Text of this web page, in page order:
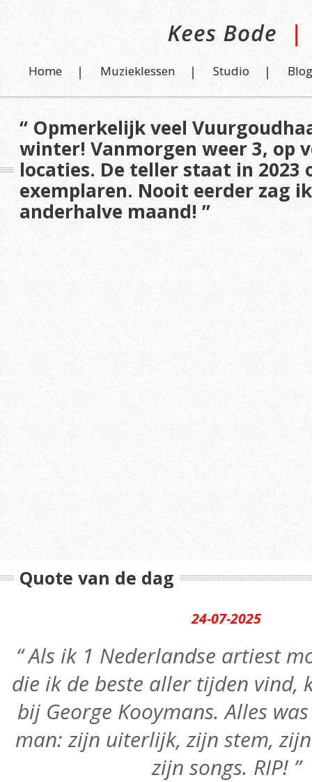
Home Muzieklessen Studio Blog
“ Opmerkelijk veel
winter! Vanmorgen weer 3, op
locaties. De teller staat in 2023
exemplaren. Nooit eerder zag
anderhalve maand! ”
Quote van de dag
24-07-2025
“ Als ik 1 Nederlandse artiest
die ik de beste aller tijden vind,
bij George Kooymans. Alles
man: zijn uiterlijk, zijn stem,
zijn songs. RIP! ”